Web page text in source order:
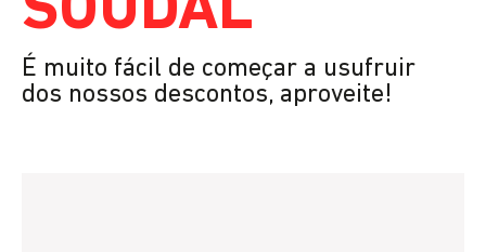
É muito fácil de começar a usufruir
dos nossos descontos, aproveite!